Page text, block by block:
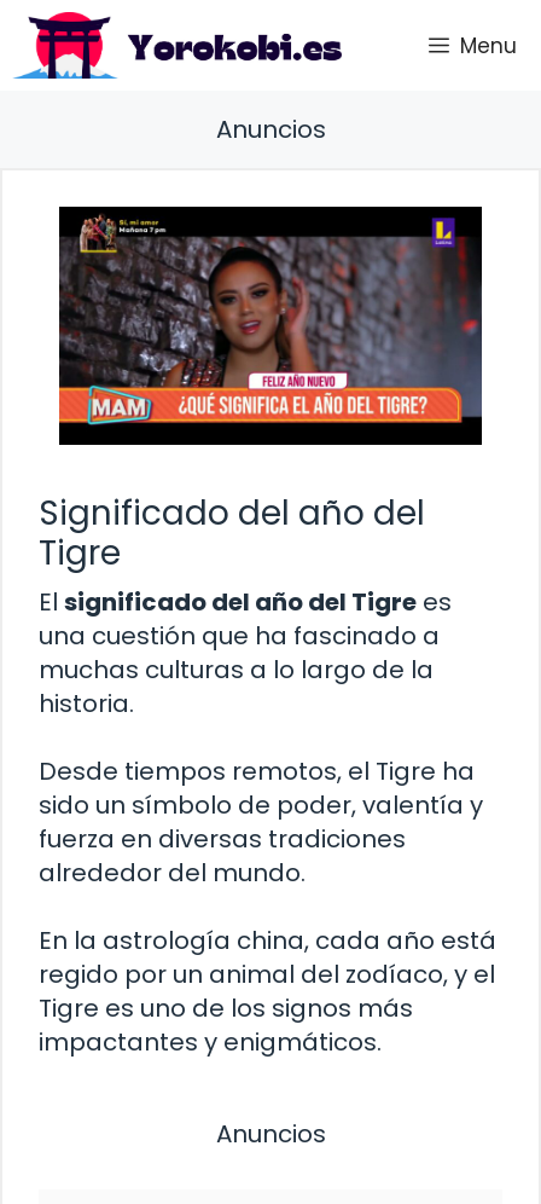
Saltar
contenido
Menu
Anuncios
Significado del año del
Tigre
El significado del año del Tigre es
una cuestión que ha fascinado a
muchas culturas a lo largo de la
historia.
Desde tiempos remotos, el Tigre ha
sido un símbolo de poder, valentía y
fuerza en diversas tradiciones
alrededor del mundo.
En la astrología china, cada año está
regido por un animal del zodíaco, y el
Tigre es uno de los signos más
impactantes y enigmáticos.
Anuncios